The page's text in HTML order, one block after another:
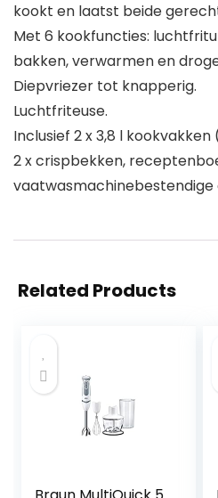
kookt en laatst beide
Met 6 kookfuncties:
bakken, verwarmen en
Diepvriezer tot knapperig.
Luchtfriteuse.
Inclusief 2 x 3,8 l
2 x crispbekken,
vaatwasmachinebestendige
Related Products